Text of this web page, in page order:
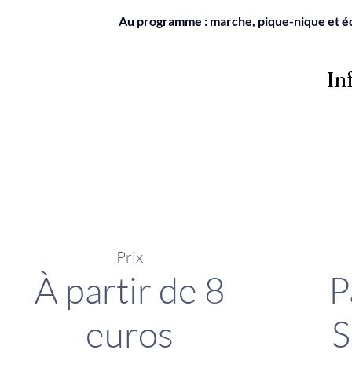
Au programme : marche, pique-nique et
À partir de 8
euros
Prix